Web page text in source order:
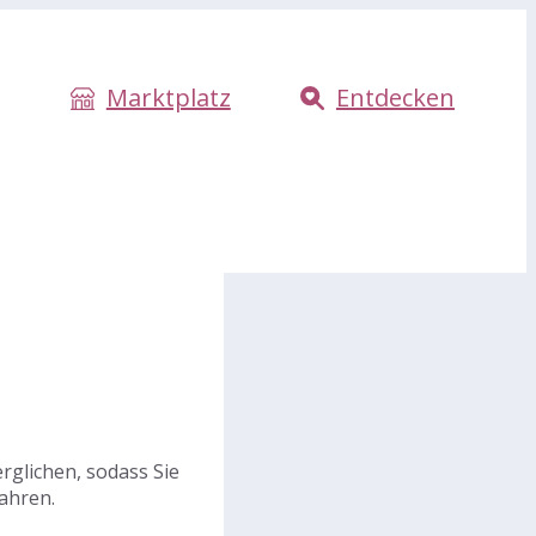
Marktplatz Entdecken
sodass Sie